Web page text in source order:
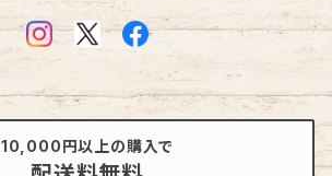
10,000円以上の購入で